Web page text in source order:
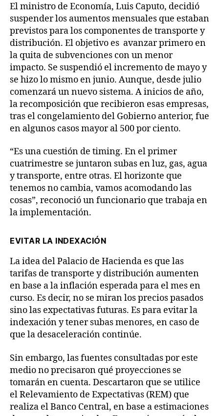
El ministro de Economía, Luis Caputo, decidió
suspender los aumentos mensuales que estaban
previstos para los componentes de transporte y
distribución. El objetivo es avanzar primero en
la quita de subvenciones con un menor
impacto. Se suspendió el incremento de mayo y
se hizo lo mismo en junio. Aunque, desde julio
comenzará un nuevo sistema. A inicios de año,
la recomposición que recibieron esas empresas,
tras el congelamiento del Gobierno anterior, fue
en algunos casos mayor al 500 por ciento.
“Es una cuestión de timing. En el primer
cuatrimestre se juntaron subas en luz, gas, agua
y transporte, entre otras. El horizonte que
tenemos no cambia, vamos acomodando las
cosas”, reconoció un funcionario que trabaja en
la implementación.
EVITAR LA INDEXACIÓN
La idea del Palacio de Hacienda es que las
tarifas de transporte y distribución aumenten
en base a la inflación esperada para el mes en
curso. Es decir, no se miran los precios pasados
sino las expectativas futuras. Es para evitar la
indexación y tener subas menores, en caso de
que la desaceleración continúe.
Sin embargo, las fuentes consultadas por este
medio no precisaron qué proyecciones se
tomarán en cuenta. Descartaron que se utilice
el Relevamiento de Expectativas (REM) que
realiza el Banco Central, en base a estimaciones